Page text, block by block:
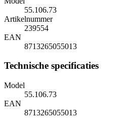
55.106.73
Artikelnummer
239554
EAN
8713265055013
Technische specificaties
Model
55.106.73
EAN
8713265055013